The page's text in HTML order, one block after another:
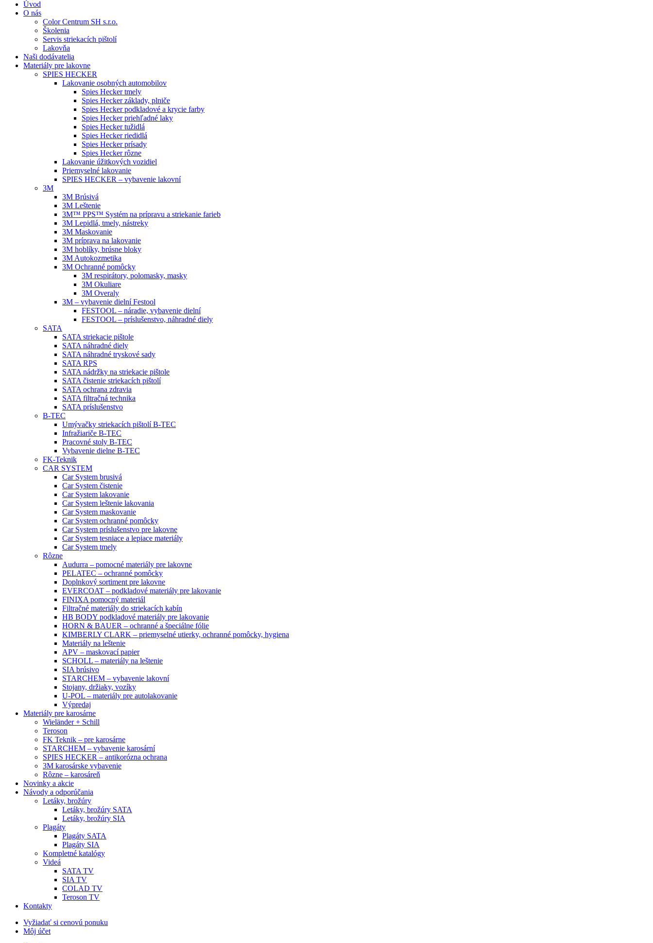
Úvod
O nás
Color Centrum SH s.r.o.
Školenia
Servis striekacích pištolí
Lakovňa
Naši dodávatelia
Materiály pre lakovne
SPIES HECKER
Lakovanie osobných automobilov
Spies Hecker tmely
Spies Hecker základy, plniče
Spies Hecker podkladové a krycie farby
Spies Hecker priehľadné laky
Spies Hecker tužidlá
Spies Hecker riedidlá
Spies Hecker prísady
Spies Hecker rôzne
Lakovanie úžitkových vozidiel
Priemyselné lakovanie
SPIES HECKER – vybavenie lakovní
3M
3M Brúsivá
3M Leštenie
3M™ PPS™ Systém na prípravu a striekanie farieb
3M Lepidlá, tmely, nástreky
3M Maskovanie
3M príprava na lakovanie
3M hoblíky, brúsne bloky
3M Autokozmetika
3M Ochranné pomôcky
3M respirátory, polomasky, masky
3M Okuliare
3M Overaly
3M – vybavenie dielní Festool
FESTOOL – náradie, vybavenie dielní
FESTOOL – príslušenstvo, náhradné diely
SATA
SATA striekacie pištole
SATA náhradné diely
SATA náhradné tryskové sady
SATA RPS
SATA nádržky na striekacie pištole
SATA čistenie striekacích pištolí
SATA ochrana zdravia
SATA filtračná technika
SATA príslušenstvo
B-TEC
Umývačky striekacích pištolí B-TEC
Infražiariče B-TEC
Pracovné stoly B-TEC
Vybavenie dielne B-TEC
FK-Teknik
CAR SYSTEM
Car System brusivá
Car System čistenie
Car System lakovanie
Car System leštenie lakovania
Car System maskovanie
Car System ochranné pomôcky
Car System príslušenstvo pre lakovne
Car System tesniace a lepiace materiály
Car System tmely
Rôzne
Audurra – pomocné materiály pre lakovne
PELATEC – ochranné pomôcky
Doplnkový sortiment pre lakovne
EVERCOAT – podkladové materiály pre lakovanie
FINIXA pomocný materiál
Filtračné materiály do striekacích kabín
HB BODY podkladové materiály pre lakovanie
HORN & BAUER – ochranné a špeciálne fólie
KIMBERLY CLARK – priemyselné utierky, ochranné pomôcky, hygiena
Materiály na leštenie
APV – maskovací papier
SCHOLL – materiály na leštenie
SIA brúsivo
STARCHEM – vybavenie lakovní
Stojany, držiaky, vozíky
U-POL – materiály pre autolakovanie
Výpredaj
Materiály pre karosárne
Wieländer + Schill
Teroson
FK Teknik – pre karosárne
STARCHEM – vybavenie karosární
SPIES HECKER – antikorózna ochrana
3M karosárske vybavenie
Rôzne – karosáreň
Novinky a akcie
Návody a odporúčania
Letáky, brožúry
Letáky, brožúry SATA
Letáky, brožúry SIA
Plagáty
Plagáty SATA
Plagáty SIA
Kompletné katalógy
Videá
SATA TV
SIA TV
COLAD TV
Teroson TV
Kontakty
Vyžiadať si cenovú ponuku
Môj účet